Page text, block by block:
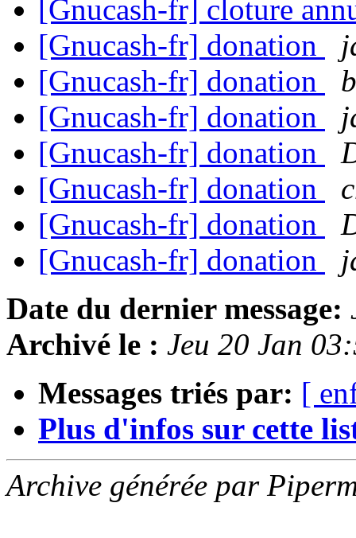
[Gnucash-fr] cloture
[Gnucash-fr] donation
[Gnucash-fr] donation
[Gnucash-fr] donation
[Gnucash-fr] donation
[Gnucash-fr] donation
[Gnucash-fr] donation
[Gnucash-fr] donation
Date du dernier message:
Archivé le : Jeu 20 Jan
Messages triés par: [
Plus d'infos sur cette
Archive générée par